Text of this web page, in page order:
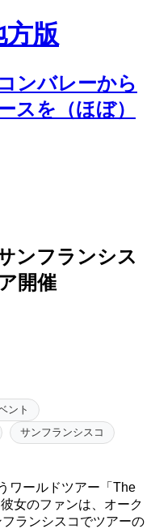
版
ンバレーから
スを（ほぼ）
ンフランシス
開催
ント
サンフランシスコ
ワールドツアー「The
女のファンは、オーク
ランシスコでツアーの